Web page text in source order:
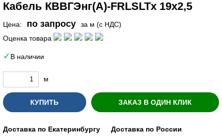
Кабель КВВГЭнг(А)-FRLSLTx 19х2,5
Цена: по запросу
за м (с НДС)
Оценка товара
В наличии
м
КУПИТЬ ЗАКАЗ В ОДИН КЛИК
Доставка по Екатеринбургу Доставка по России